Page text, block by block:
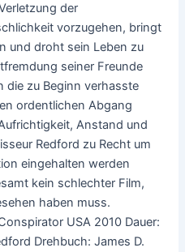
der
vorzugehen, bringt
und droht sein Leben zu
seiner Freunde
die zu Beginn verhasste
ordentlichen Abgang
Anstand und
Redford zu Recht um
eingehalten werden
kein schlechter Film,
haben muss.
USA 2010 Dauer:
Drehbuch: James D.